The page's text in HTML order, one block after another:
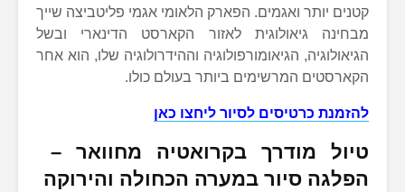
קטנים יותר ואגמים. הפארק הלאומי אגמי פליטביצה שייך
מבחינה גיאולוגית לאזור הקארסט הדינארי ובשל
הגיאולוגיה, הגיאומורפולוגיה וההידרולוגיה שלו, הוא אחר
הקארסטים המרשימים ביותר בעולם כולו.
להזמנת כרטיסים לסיור ליחצו כאן
טיול מודרך בקרואטיה מחוואר –
הפלגה סיור במערה הכחולה והירוקה